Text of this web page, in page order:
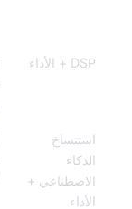
15 دقيقة
+
الممارسة